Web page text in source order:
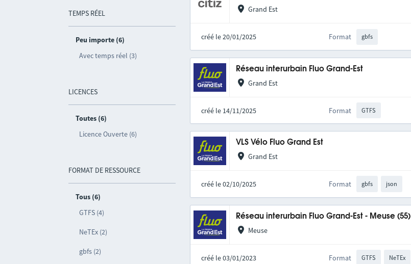
TEMPS RÉEL
Peu importe (6)
Avec temps réel (3)
LICENCES
Toutes (6)
Licence Ouverte (6)
FORMAT DE RESSOURCE
Tous (6)
GTFS (4)
NeTEx (2)
gbfs (2)
Grand Est
créé le 20/01/2025 Format gbfs
Réseau interurbain Fluo Grand-Est
Grand Est
créé le 14/11/2025 Format GTFS
VLS Vélo Fluo Grand Est
Grand Est
créé le 02/10/2025 Format gbfs json
Réseau interurbain Fluo Grand-Est - Meuse (55)
Meuse
créé le 03/01/2023 Format GTFS NeTEx